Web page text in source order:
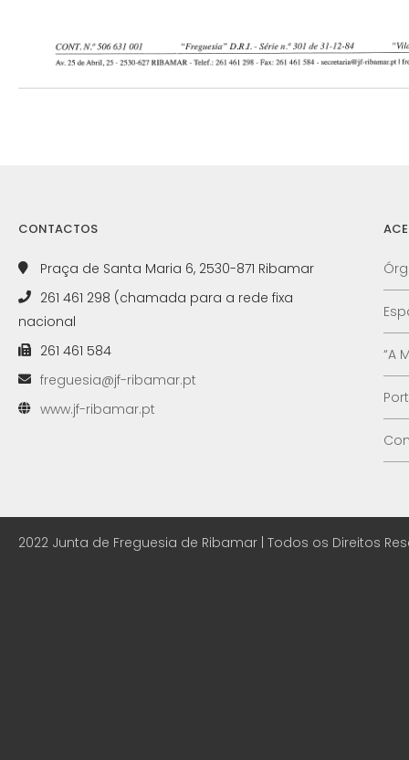
CONTACTOS
Praça de Santa Maria 6, 2530-871 Ribamar
261 461 298 (chamada para a rede fixa
nacional
261 461 584
freguesia@jf-ribamar.pt
www.jf-ribamar.pt
“A
2022 Junta de Freguesia de Ribamar | Todos os Direitos